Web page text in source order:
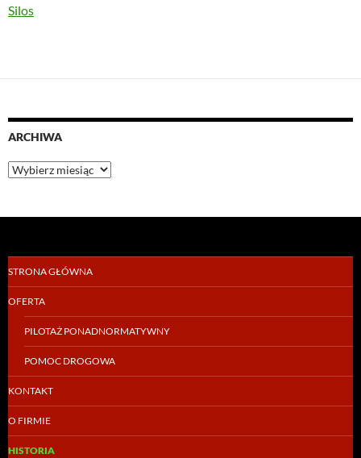
Silos
ARCHIWA
Archiwa
STRONA GŁÓWNA
OFERTA
PILOTAŻ PONADNORMATYWNY
POMOC DROGOWA
KONTAKT
O FIRMIE
HISTORIA